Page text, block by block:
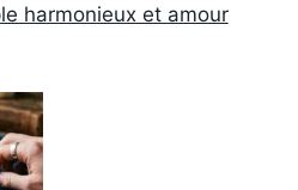
harmonieux et amour